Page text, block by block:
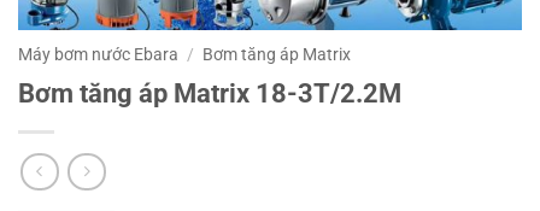
Máy bơm nước Ebara / Bơm tăng áp Matrix
Bơm tăng áp Matrix 18-3T/2.2M